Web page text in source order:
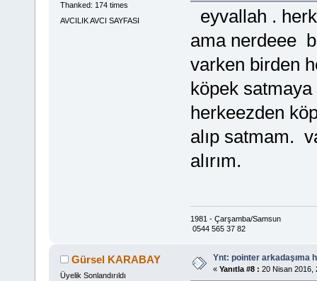
Thanked: 174 times
AVCILIK AVCI SAYFASI
eyvallah .
ama nerdeee
varken birden
köpek satmaya
herkeezden
alıp satmam.
alırım.
1981 - Çarşamba/Samsun
0544 565 37 82
Gürsel KARABAY
Üyelik Sonlandırıldı
Ynt: pointer arkadaşıma
« Yanıtla #8 : 20 Nisan 2016,